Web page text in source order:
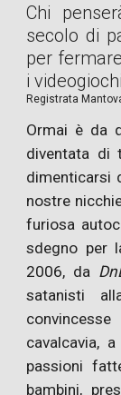
Chi
secolo di
per
i
Registrata
Ormai è da
diventata di
dimenticarsi
nostre
furiosa
sdegno per
2006, da
satanisti
cavalcavia,
passioni
bambini,